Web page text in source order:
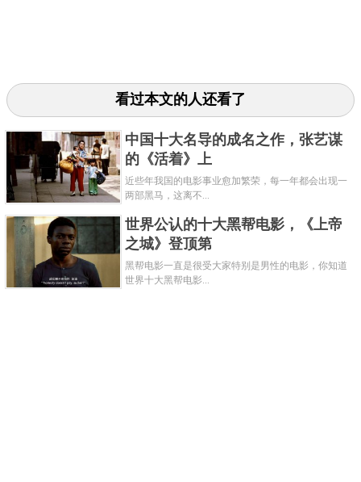
丹漠洞遗址宝藏是一位导游，在1999年冬天时候意外
发现的。爱尔兰国家博物馆的工作人员，挖出了几千
枚古钱币，和众多金银首饰等。
关键字：十大 宝藏
共3页: 上一页 1 2 3 下一页
看过本文的人还看了
中国十大名导的成名之作，张艺谋
的《活着》上
近些年我国的电影事业愈加繁荣，每一年都会出现一
两部黑马，这离不...
世界公认的十大黑帮电影，《上帝
之城》登顶第
黑帮电影一直是很受大家特别是男性的电影，你知道
世界十大黑帮电影...